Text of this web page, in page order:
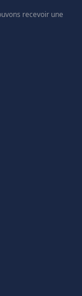
recevoir une